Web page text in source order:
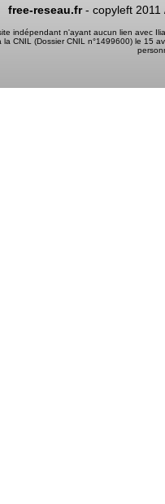
free-reseau.fr- copyleft 2011
indépendant n'ayant aucun lien avec
CNIL (Dossier CNIL n°1499600) le 15